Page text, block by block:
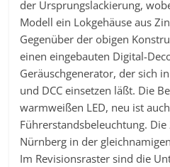
der Ursprungslackierung,
Modell ein Lokgehäuse aus
Gegenüber der obigen
einen eingebauten Digital-
Geräuschgenerator, der sich
und DCC einsetzen läßt. Die
warmweißen LED, neu ist
Führerstandsbeleuchtung.
Nürnberg in der
Im Revisionsraster sind die